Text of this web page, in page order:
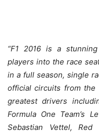
“F1 2016 is a
players into the race
in a full season, single
official circuits from the
greatest drivers
Formula One Team’s
Sebastian Vettel, Red